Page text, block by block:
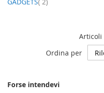
Articoli
Ordina per
Forse intendevi